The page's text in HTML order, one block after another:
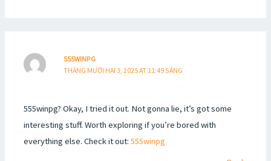
555WINPG
THÁNG MƯỜI HAI 3, 2025 AT 11:49 SÁNG
555winpg? Okay, I tried it out. Not gonna lie, it’s got some
interesting stuff. Worth exploring if you’re bored with
everything else. Check it out:555winpg